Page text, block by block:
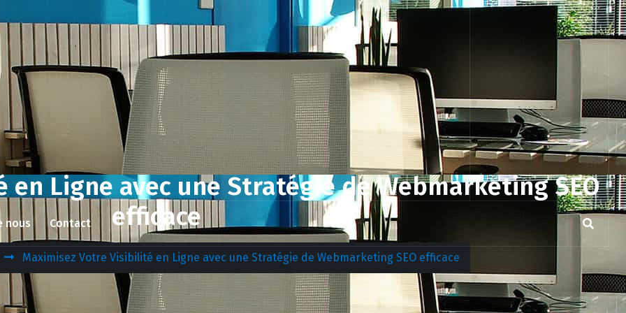
nous Contact
Ligne avec une Stratégie de Webmarketing SEO
efficace
Maximisez Votre Visibilité en Ligne avec une Stratégie de Webmarketing SEO efficace